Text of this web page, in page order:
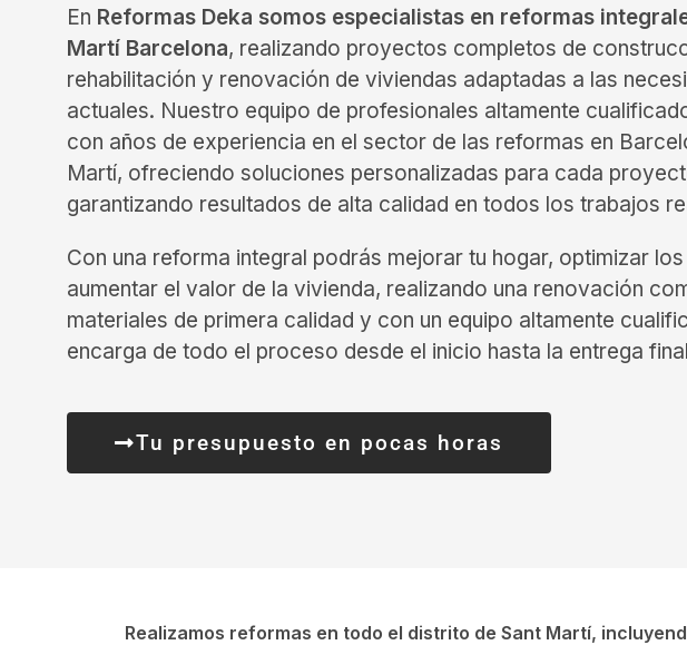
En Reformas Deka somos especialistas en reformas
Martí Barcelona, realizando proyectos completos de
rehabilitación y renovación de viviendas adaptadas a las
actuales. Nuestro equipo de profesionales altamente
con años de experiencia en el sector de las reformas en
Martí, ofreciendo soluciones personalizadas para cada
garantizando resultados de alta calidad en todos los trabajos
Con una reforma integral podrás mejorar tu hogar, optimizar
aumentar el valor de la vivienda, realizando una renovación
materiales de primera calidad y con un equipo altamente
encarga de todo el proceso desde el inicio hasta la entrega
Tu presupuesto en pocas horas
Realizamos reformas en todo el distrito de Sant Martí,